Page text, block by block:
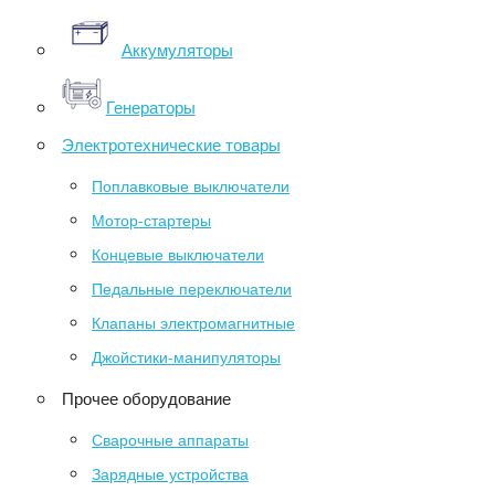
Аккумуляторы
Генераторы
Электротехнические товары
Поплавковые выключатели
Мотор-стартеры
Концевые выключатели
Педальные переключатели
Клапаны электромагнитные
Джойстики-манипуляторы
Прочее оборудование
Сварочные аппараты
Зарядные устройства